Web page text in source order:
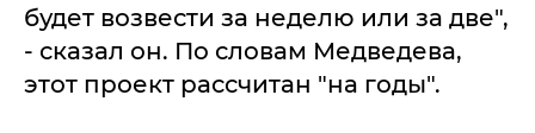
будет возвести за неделю или за две",
- сказал он. По словам Медведева,
этот проект рассчитан "на годы".